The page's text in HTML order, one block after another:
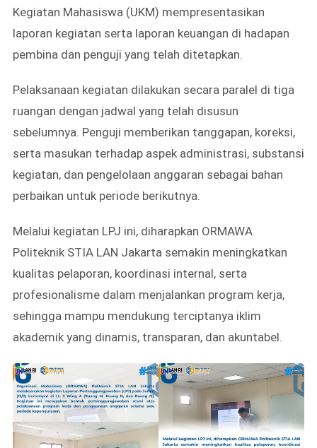
Kegiatan Mahasiswa (UKM) mempresentasikan
laporan kegiatan serta laporan keuangan di hadapan
pembina dan penguji yang telah ditetapkan.
Pelaksanaan kegiatan dilakukan secara paralel di tiga
ruangan dengan jadwal yang telah disusun
sebelumnya. Penguji memberikan tanggapan, koreksi,
serta masukan terhadap aspek administrasi, substansi
kegiatan, dan pengelolaan anggaran sebagai bahan
perbaikan untuk periode berikutnya.
Melalui kegiatan LPJ ini, diharapkan ORMAWA
Politeknik STIA LAN Jakarta semakin meningkatkan
kualitas pelaporan, koordinasi internal, serta
profesionalisme dalam menjalankan program kerja,
sehingga mampu mendukung terciptanya iklim
akademik yang dinamis, transparan, dan akuntabel.